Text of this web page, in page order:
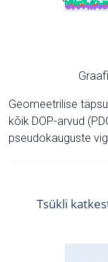
Geomeetrilise
kõik DOP-arvud
pseudokauguste
Tsükli